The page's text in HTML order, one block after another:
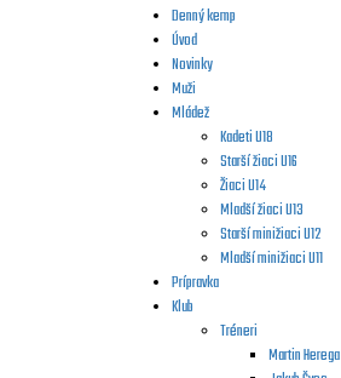
Denný kemp
Úvod
Novinky
Muži
Mládež
Kadeti U18
Starší žiaci U16
Žiaci U14
Mladší žiaci U13
Starší minižiaci U12
Mladší minižiaci U11
Prípravka
Klub
Tréneri
Martin Herega